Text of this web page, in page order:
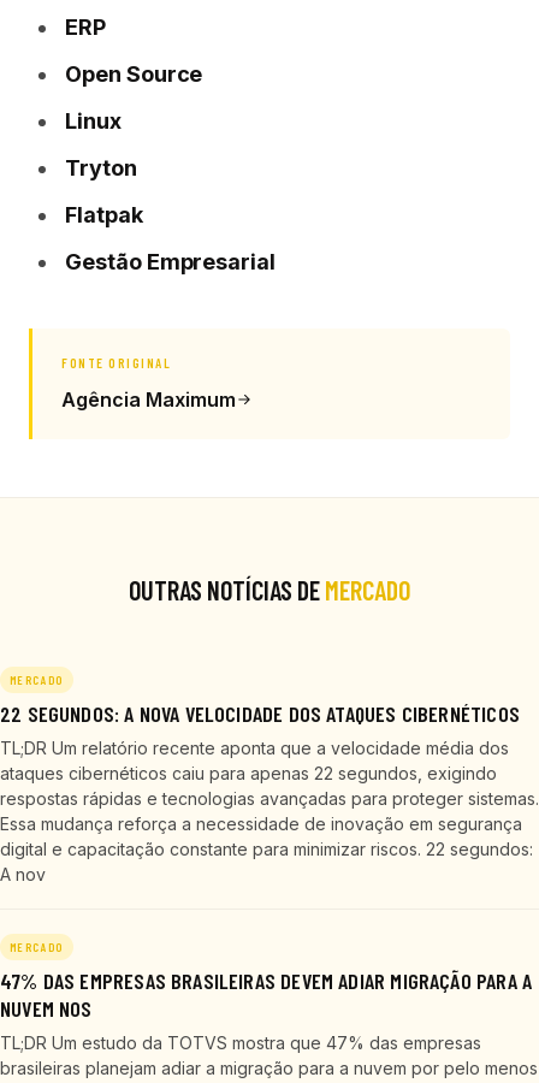
ERP
Open Source
Linux
Tryton
Flatpak
Gestão Empresarial
FONTE ORIGINAL
Agência Maximum
OUTRAS NOTÍCIAS DEMERCADO
MERCADO
22 SEGUNDOS: A NOVA VELOCIDADE DOS ATAQUES CIBERNÉTICOS
TL;DR Um relatório recente aponta que a velocidade média dos
ataques cibernéticos caiu para apenas 22 segundos, exigindo
respostas rápidas e tecnologias avançadas para proteger sistemas.
Essa mudança reforça a necessidade de inovação em segurança
digital e capacitação constante para minimizar riscos. 22 segundos:
A nov
MERCADO
47% DAS EMPRESAS BRASILEIRAS DEVEM ADIAR MIGRAÇÃO PARA A
NUVEM NOS
TL;DR Um estudo da TOTVS mostra que 47% das empresas
brasileiras planejam adiar a migração para a nuvem por pelo menos